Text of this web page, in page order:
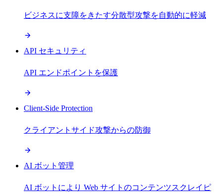
ビジネスに支障をきたす分散型攻撃を自動的に軽減
API セキュリティ
API エンドポイントを保護
Client-Side Protection
クライアントサイド攻撃からの防御
AI ボット管理
AI ボットにより Web サイトのコンテンツスクレイピ